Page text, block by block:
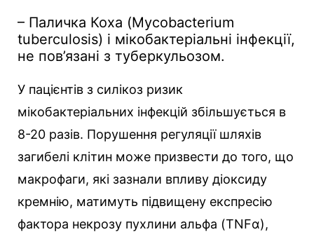
– Паличка Коха (Mycobacterium
tuberculosis) і мікобактеріальні інфекції,
не пов’язані з туберкульозом.
У пацієнтів з силікоз ризик
мікобактеріальних інфекцій збільшується в
8-20 разів. Порушення регуляції шляхів
загибелі клітин може призвести до того, що
макрофаги, які зазнали впливу діоксиду
кремнію, матимуть підвищену експресію
фактора некрозу пухлини альфа (TNFα),